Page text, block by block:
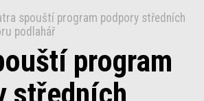
spouští program podpory středních
podlahář
program